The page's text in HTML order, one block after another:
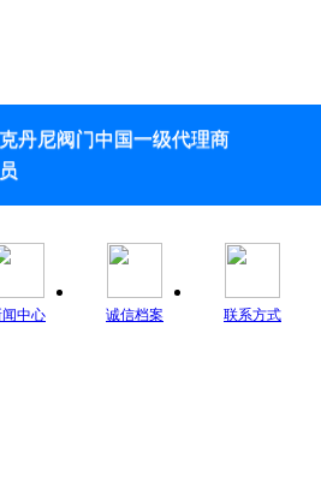
丹尼阀门中国一级代理商
中心 诚信档案 联系方式